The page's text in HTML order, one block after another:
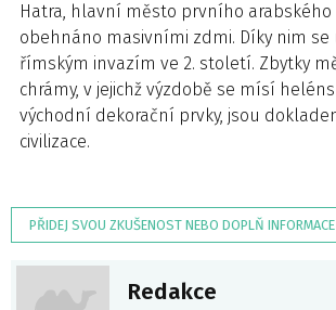
Hatra, hlavní město prvního
obehnáno masivními zdmi. Díky nim se
římským invazím ve 2. století. Zbytky
chrámy, v jejichž výzdobě se mísí
východní dekorační prvky, jsou
civilizace.
PŘIDEJ SVOU ZKUŠENOST NEBO DOPLŇ INFORMACE
Redakce